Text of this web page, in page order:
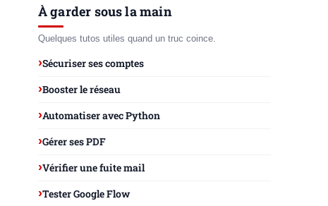
À garder sous la main
Quelques tutos utiles quand un truc coince.
Sécuriser ses comptes
Booster le réseau
Automatiser avec Python
Gérer ses PDF
Vérifier une fuite mail
Tester Google Flow